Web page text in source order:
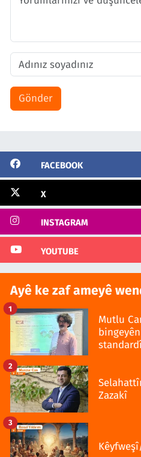
Gönder
FACEBOOK
X
INSTAGRAM
YOUTUBE
Ayê ke zaf ameyê
Mutlu
1
Zazakî
2
3